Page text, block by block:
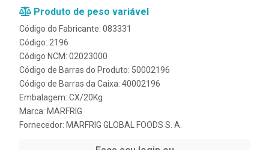
Produto de peso variável
Código do Fabricante: 083331
Código: 2196
Código NCM: 02023000
Código de Barras do Produto: 50002196
Código de Barras da Caixa: 40002196
Embalagem: CX/20Kg
Marca: MARFRIG
Fornecedor: MARFRIG GLOBAL FOODS S. A.